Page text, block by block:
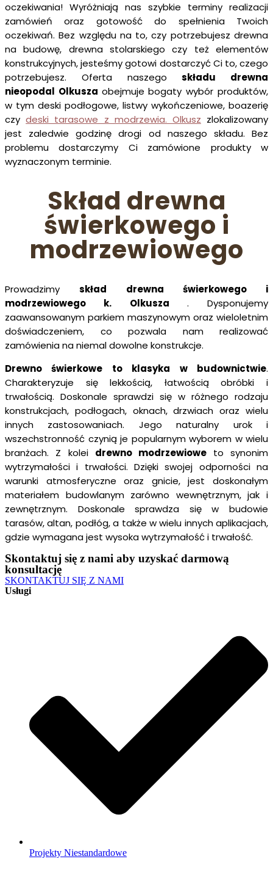
oczekiwania! Wyróżniają nas szybkie terminy realizacji
zamówień oraz gotowość do spełnienia Twoich
oczekiwań. Bez względu na to, czy potrzebujesz drewna
na budowę, drewna stolarskiego czy też elementów
konstrukcyjnych, jesteśmy gotowi dostarczyć Ci to, czego
potrzebujesz. Oferta naszegoskładu drewna
nieopodal Olkusza obejmuje bogaty wybór produktów,
w tym deski podłogowe, listwy wykończeniowe, boazerię
czydeski tarasowe z modrzewia. Olkusz zlokalizowany
jest zaledwie godzinę drogi od naszego składu. Bez
problemu dostarczymy Ci zamówione produkty w
wyznaczonym terminie.
Skład drewna
świerkowego i
modrzewiowego
Prowadzimyskład drewna świerkowego i
modrzewiowego k. Olkusza . Dysponujemy
zaawansowanym parkiem maszynowym oraz wieloletnim
doświadczeniem, co pozwala nam realizować
zamówienia na niemal dowolne konstrukcje.
Drewno świerkowe to klasyka w budownictwie.
Charakteryzuje się lekkością, łatwością obróbki i
trwałością. Doskonale sprawdzi się w różnego rodzaju
konstrukcjach, podłogach, oknach, drzwiach oraz wielu
innych zastosowaniach. Jego naturalny urok i
wszechstronność czynią je popularnym wyborem w wielu
branżach. Z kolei drewno modrzewiowe to synonim
wytrzymałości i trwałości. Dzięki swojej odporności na
warunki atmosferyczne oraz gnicie, jest doskonałym
materiałem budowlanym zarówno wewnętrznym, jak i
zewnętrznym. Doskonale sprawdza się w budowie
tarasów, altan, podłóg, a także w wielu innych aplikacjach,
gdzie wymagana jest wysoka wytrzymałość i trwałość.
Skontaktuj się z nami aby uzyskać darmową
konsultację
SKONTAKTUJ SIĘ Z NAMI
Usługi
Projekty Niestandardowe